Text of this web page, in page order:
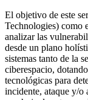
El objetivo de este
Technologies) como
analizar las
desde un plano
sistemas tanto de la
ciberespacio,
tecnológicas para
incidente, ataque y/o